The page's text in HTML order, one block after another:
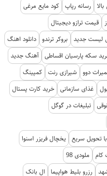
رسانه رپاپ کود مایع مرغی
قیمت ترازو دیجیتال
لیست جدید بروکر ترندو دانلود اهنگ
سکه پارسیان اقساطی آهنگ جدید
دوو شیرازی رنت کمپینگ
غذای سازمانی خرید کارت پستال
تبلیغات در گوگل
تحویل سریع یخچال فریزر اسنوا
کام
ملودی 98
رزرو بلیط هواپیما ال بانک